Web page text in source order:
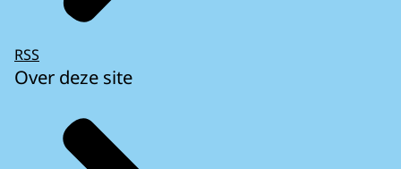
RSS
Over deze site